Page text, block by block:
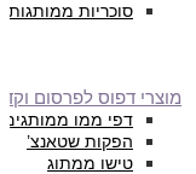
סוכריות ממותגות
מוצרי דפוס לפרסום
דפי ממו ממותגים
הפקות שטאנצ’
טישו ממתוג